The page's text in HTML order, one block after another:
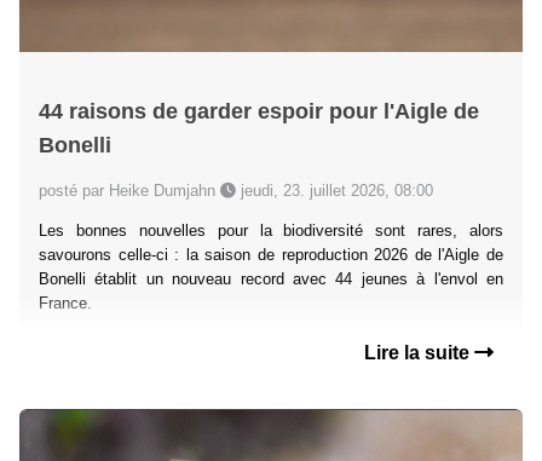
44 raisons de garder espoir pour l'Aigle de
Bonelli
posté par Heike Dumjahn jeudi, 23. juillet 2026, 08:00
Les bonnes nouvelles pour la biodiversité sont rares, alors
savourons celle-ci : la saison de reproduction 2026 de l'Aigle de
Bonelli établit un nouveau record avec 44 jeunes à l'envol en
France.
Lire la suite